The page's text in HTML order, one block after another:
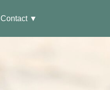
Contact ▼